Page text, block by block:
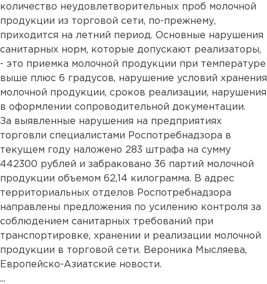
количество неудовлетворительных проб молочной
продукции из торговой сети, по-прежнему,
приходится на летний период. Основные нарушения
санитарных норм, которые допускают реализаторы,
- это приемка молочной продукции при температуре
выше плюс 6 градусов, нарушение условий хранения
молочной продукции, сроков реализации, нарушения
в оформлении сопроводительной документации.
За выявленные нарушения на предприятиях
торговли специалистами Роспотребнадзора в
текущем году наложено 283 штрафа на сумму
442300 рублей и забраковано 36 партий молочной
продукции объемом 62,14 килограмма. В адрес
территориальных отделов Роспотребнадзора
направлены предложения по усилению контроля за
соблюдением санитарных требований при
транспортировке, хранении и реализации молочной
продукции в торговой сети. Вероника Мысляева,
Европейско-Азиатские новости.
...